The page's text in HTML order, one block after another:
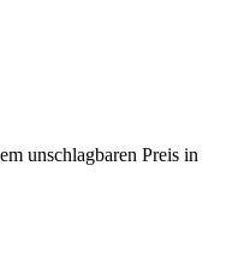
unschlagbaren Preis in